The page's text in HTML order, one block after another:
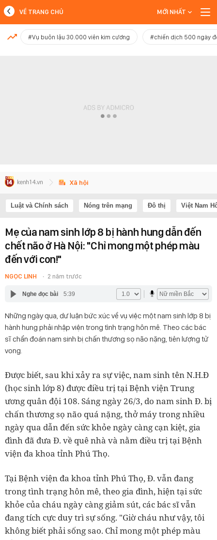
MỚI NHẤT
VỀ TRANG CHỦ MỚI NHẤT
#Vụ buôn lậu 30.000 viên kim cương #chiến dịch 500 ngày
Xã hội
Luật và Chính sách Nóng trên mạng Đô thị Việt Nam
Mẹ của nam sinh lớp 8 bị hành hung dẫn đến
chết não ở Hà Nội: "Chỉ mong một phép màu
đến với con!"
NGỌC LINH 2 năm trước
Nghe đọc bài 5:39
Những ngày qua, dư luận bức xúc về vụ việc một nam sinh lớp 8 bị
hành hung phải nhập viện trong tình trạng hôn mê. Theo các bác
sĩ chẩn đoán nam sinh bị chấn thương sọ não nặng, tiên lượng tử
vong.
Được biết, sau khi xảy ra sự việc, nam sinh tên N.H.Đ
(học sinh lớp 8) được điều trị tại Bệnh viện Trung
ương quân đội 108. Sáng ngày 26/3, do nam sinh Đ. bị
chấn thương sọ não quá nặng, thở máy trong nhiều
ngày qua dẫn đến sức khỏe ngày càng cạn kiệt, gia
đình đã đưa Đ. về quê nhà và nằm điều trị tại Bệnh
viện đa khoa tỉnh Phú Thọ.
Tại Bệnh viện đa khoa tỉnh Phú Thọ, Đ. vẫn đang
trong tình trạng hôn mê, theo gia đình, hiện tại sức
khỏe của cháu ngày càng giảm sút, các bác sĩ vẫn
đang tích cực duy trì sự sống. "Giờ cháu như vậy, tôi
không biết phải sống sao. Chỉ mong một phép màu